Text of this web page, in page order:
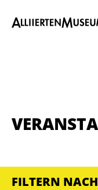
FILTERN NACH